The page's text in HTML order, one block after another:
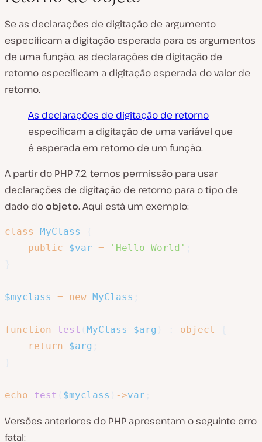
Se as declarações de digitação de argumento
especificam a digitação esperada para os argumentos
de uma função, as declarações de digitação de
retorno especificam a digitação esperada do valor de
retorno.
As declarações de digitação de retorno
especificam a digitação de uma variável que
é esperada em retorno de um função.
A partir do PHP 7.2, temos permissão para usar
declarações de digitação de retorno para o tipo de
dado do objeto. Aqui está um exemplo:
class MyClass
public
$var = 'Hello World'
$myclass = new MyClass
function test MyClass $arg object
return
$arg
echo test $myclass ->var
Versões anteriores do PHP apresentam o seguinte erro
fatal: